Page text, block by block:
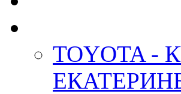
TOYOTA